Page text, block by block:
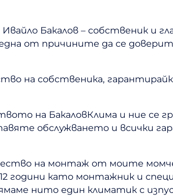
Бакалов – собственик и
от причините да се
на собственика,
на БакаловКлима и ние се
обслужването и всички
на монтаж от моите
години като монтажник и
нито един климатик с